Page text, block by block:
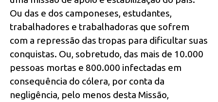
Ou das e dos camponeses, estudantes,
trabalhadores e trabalhadoras que sofrem
com a repressão das tropas para dificultar suas
conquistas. Ou, sobretudo, das mais de 10.000
pessoas mortas e 800.000 infectadas em
consequência do cólera, por conta da
negligência, pelo menos desta Missão,